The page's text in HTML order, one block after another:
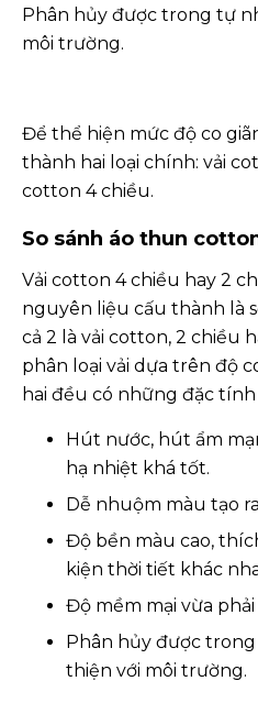
Phân hủy được trong tự
môi trường.
Để thể hiện mức độ co
thành hai loại chính: vải
cotton 4 chiều.
So sánh áo thun
Vải cotton 4 chiều hay 2
nguyên liệu cấu thành là
cả 2 là vải cotton, 2 chiều
phân loại vải dựa trên độ
hai đều có những đặc
Hút nước, hút ẩm
hạ nhiệt khá tốt.
Dễ nhuộm màu tạo
Độ bền màu cao,
kiện thời tiết khác
Độ mềm mại vừa
Phân hủy được
thiện với môi trường.